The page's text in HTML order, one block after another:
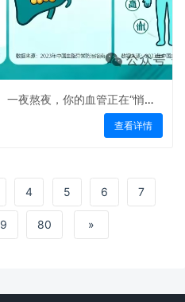
夜熬夜，你的血管正在“悄悄
查看详情
4 5 6 7
80 »